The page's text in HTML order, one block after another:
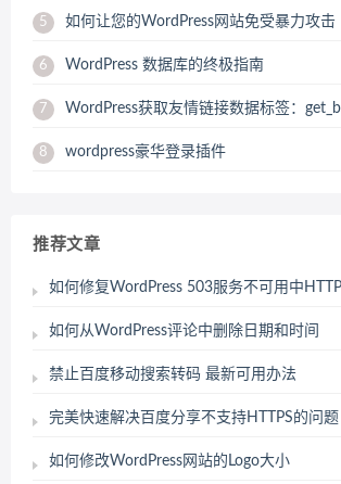
5 如何让您的WordPress网站免受暴力攻击
6 WordPress 数据库的终极指南
7 WordPress获取友情链接数据标签：
8 wordpress豪华登录插件
推荐文章
如何修复WordPress 503服务不可用中HTTP服
如何从WordPress评论中删除日期和时间
禁止百度移动搜索转码 最新可用办法
完美快速解决百度分享不支持HTTPS的问题
如何修改WordPress网站的Logo大小